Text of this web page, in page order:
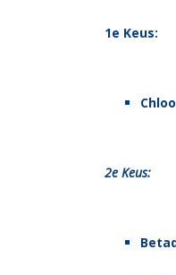
1e Keus:
2e Keus: